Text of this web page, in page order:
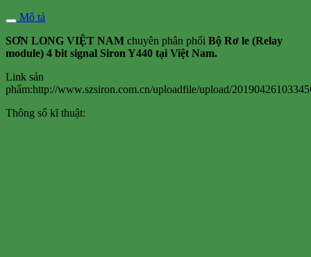
Mô tả
SƠN LONG VIỆT NAM chuyên phân phối Bộ Rơ le (Relay
module) 4 bit signal Siron Y440 tại Việt Nam.
Link sản
phẩm:http://www.szsiron.com.cn/uploadfile/upload/
Thông số kĩ thuật: